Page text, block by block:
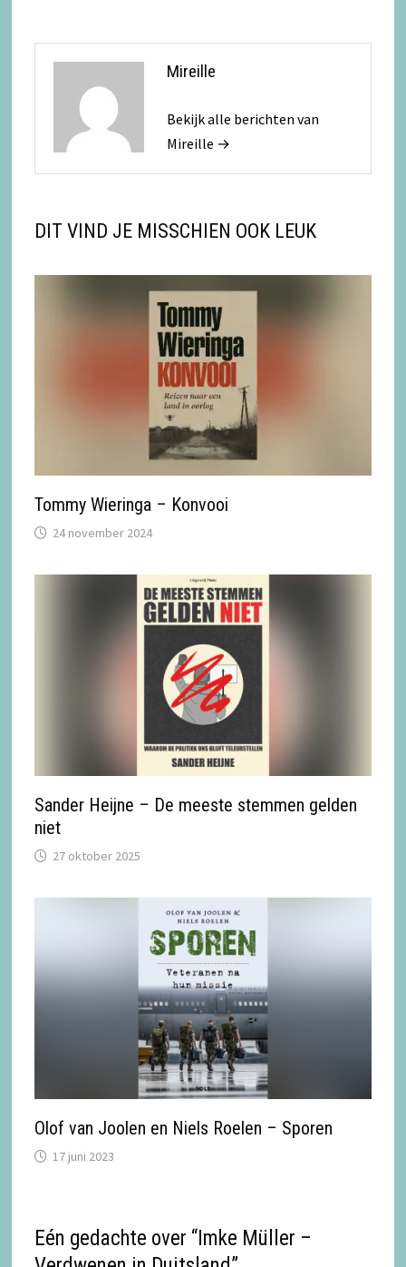
Mireille
Bekijk alle berichten van
Mireille →
DIT VIND JE MISSCHIEN OOK LEUK
Tommy Wieringa – Konvooi
24 november 2024
Sander Heijne – De meeste stemmen gelden
niet
27 oktober 2025
Olof van Joolen en Niels Roelen – Sporen
17 juni 2023
Eén gedachte over “Imke Müller –